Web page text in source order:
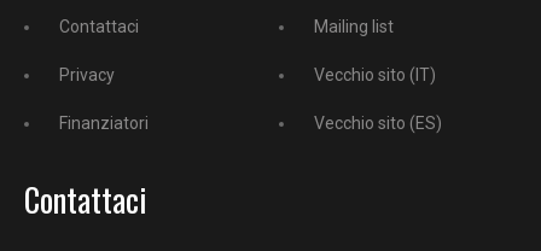
Contattaci
Privacy
Finanziatori
Mailing list
Vecchio sito (IT)
Vecchio sito (ES)
Contattaci